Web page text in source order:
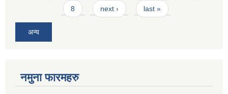
8 next › last »
अन्य
नमुना फारमहरु